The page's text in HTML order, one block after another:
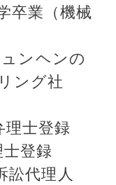
卒業（機械
ンヘンの
ング社
士登録
登録
訟代理人